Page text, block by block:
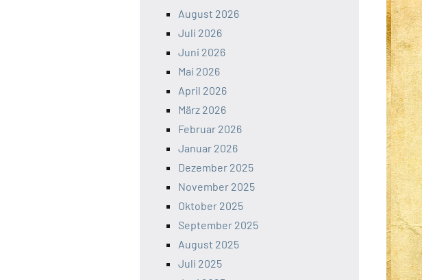
August 2026
Juli 2026
Juni 2026
Mai 2026
April 2026
März 2026
Februar 2026
Januar 2026
Dezember 2025
November 2025
Oktober 2025
September 2025
August 2025
Juli 2025